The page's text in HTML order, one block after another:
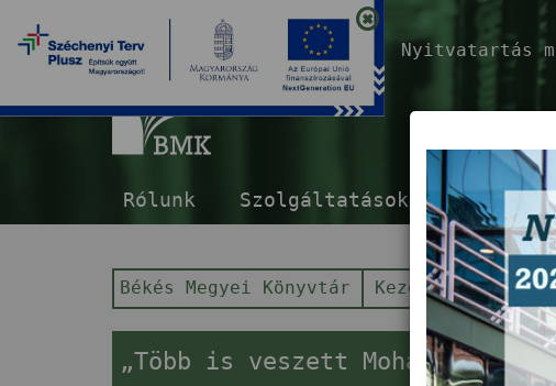
Nyitvatartás
Rólunk Szolgáltatások E-
Békés Megyei Könyvtár Kezdőlap
„Több is veszett Mohácsnál!" – Robotika-foglalkozás